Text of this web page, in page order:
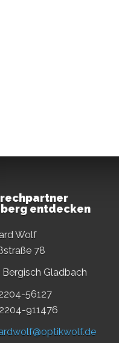
entdecken
Wolf
78
Bergisch Gladbach
56127
911476